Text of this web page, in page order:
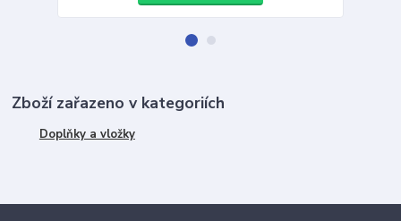
Zboží zařazeno v kategoriích
Doplňky a vložky